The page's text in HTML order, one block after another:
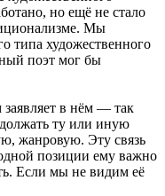
но ещё не стало
Мы
типа художественного
поэт мог бы
в нём — так
ту или иную
жанровую. Эту связь
позиции ему важно
Если мы не видим её